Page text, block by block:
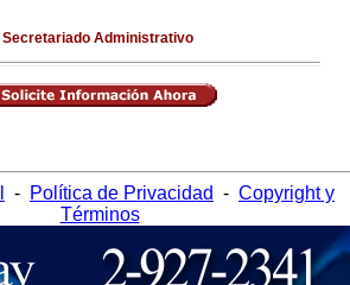
Secretariado Administrativo
- Política de Privacidad - Copyright y
Términos